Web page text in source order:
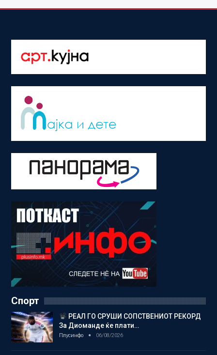
Спорт
РЕАЛ ГО СРУШИ СОПСТВЕНИОТ РЕКОРД
За Диоманде ќе плати…
Плусинфо 06/08/2026